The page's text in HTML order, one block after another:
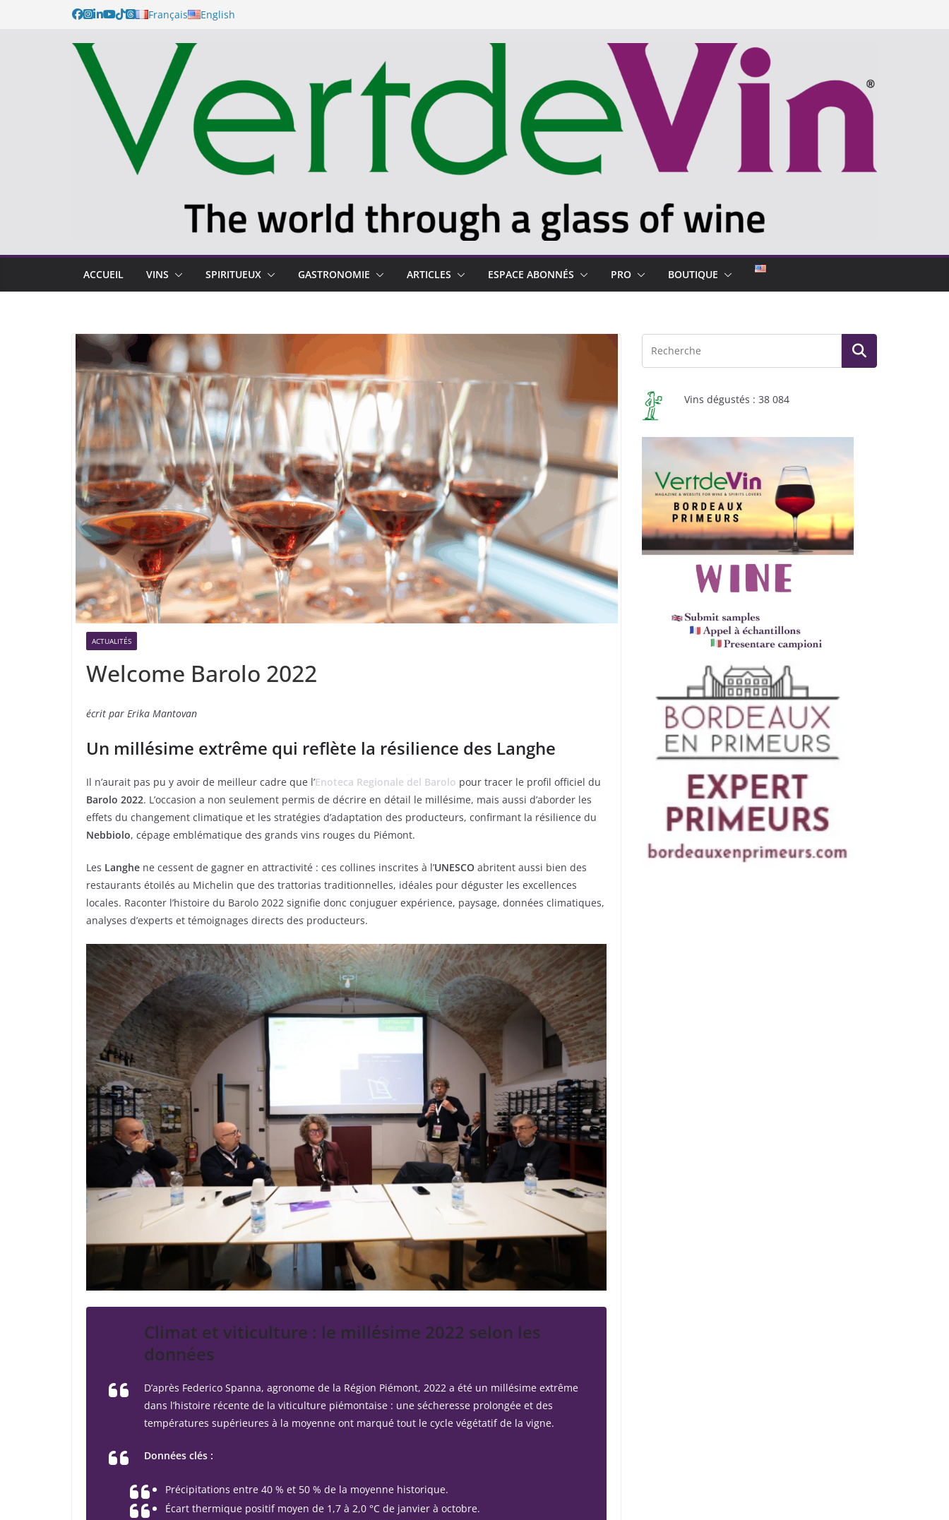
Français English
ACCUEIL VINS SPIRITUEUX GASTRONOMIE ARTICLES ESPACE ABONNÉS PRO BOUTIQUE
ACTUALITÉS
Welcome Barolo 2022
écrit par Erika Mantovan
Un millésime extrême qui reflète la résilience des Langhe
Il n’aurait pas pu y avoir de meilleur cadre que l’Enoteca Regionale del Barolo pour tracer le profil officiel du
Barolo 2022. L’occasion a non seulement permis de décrire en détail le millésime, mais aussi d’aborder les
effets du changement climatique et les stratégies d’adaptation des producteurs, confirmant la résilience du
Nebbiolo, cépage emblématique des grands vins rouges du Piémont.
Les Langhe ne cessent de gagner en attractivité : ces collines inscrites à l’UNESCO abritent aussi bien des
restaurants étoilés au Michelin que des trattorias traditionnelles, idéales pour déguster les excellences
locales. Raconter l’histoire du Barolo 2022 signifie donc conjuguer expérience, paysage, données climatiques,
analyses d’experts et témoignages directs des producteurs.
Climat et viticulture : le millésime 2022 selon les
données
D’après Federico Spanna, agronome de la Région Piémont, 2022 a été un millésime extrême
dans l’histoire récente de la viticulture piémontaise : une sécheresse prolongée et des
températures supérieures à la moyenne ont marqué tout le cycle végétatif de la vigne.
Données clés :
Précipitations entre 40 % et 50 % de la moyenne historique.
Écart thermique positif moyen de 1,7 à 2,0 °C de janvier à octobre.
Vins dégustés : 38 084